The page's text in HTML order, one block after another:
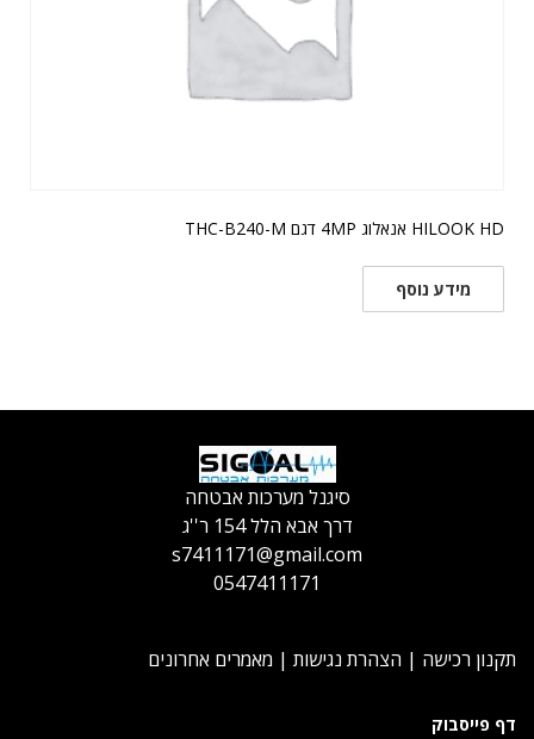
HILOOK HD אנאלוג 4MP דגם THC-B240-M
מידע נוסף
סיגנל מערכות אבטחה
דרך אבא הלל 154 ר''ג
s7411171@gmail.com
0547411171
תקנון רכישה | הצהרת נגישות | מאמרים אחרונים
דף פייסבוק